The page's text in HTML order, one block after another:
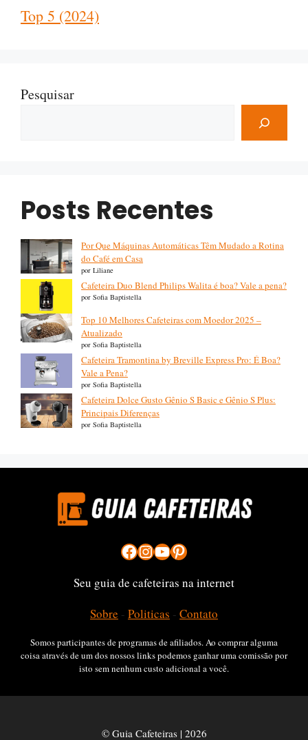
Top 5 (2024)
Pesquisar
Posts Recentes
Por Que Máquinas Automáticas Têm Mudado a Rotina
do Café em Casa
por Liliane
Cafeteira Duo Blend Philips Walita é boa? Vale a pena?
por Sofia Baptistella
Top 10 Melhores Cafeteiras com Moedor 2025 –
Atualizado
por Sofia Baptistella
Cafeteira Tramontina by Breville Express Pro: É Boa?
Vale a Pena?
por Sofia Baptistella
Cafeteira Dolce Gusto Gênio S Basic e Gênio S Plus:
Principais Diferenças
por Sofia Baptistella
Facebook
Instagram
YouTube
Pinterest
Seu guia de cafeteiras na internet
Sobre - Politicas - Contato
Somos participantes de programas de afiliados. Ao comprar alguma
coisa através de um dos nossos links podemos ganhar uma comissão por
isto sem nenhum custo adicional a você.
© Guia Cafeteiras | 2026